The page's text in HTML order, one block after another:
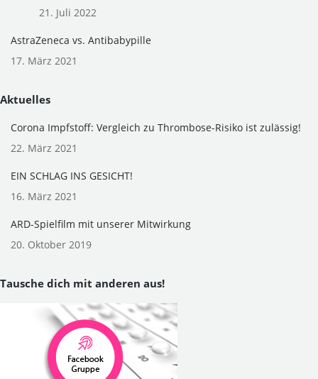
21. Juli 2022
AstraZeneca vs. Antibabypille
17. März 2021
Aktuelles
Corona Impfstoff: Vergleich zu Thrombose-Risiko ist zulässig!
22. März 2021
EIN SCHLAG INS GESICHT!
16. März 2021
ARD-Spielfilm mit unserer Mitwirkung
20. Oktober 2019
Tausche dich mit anderen aus!